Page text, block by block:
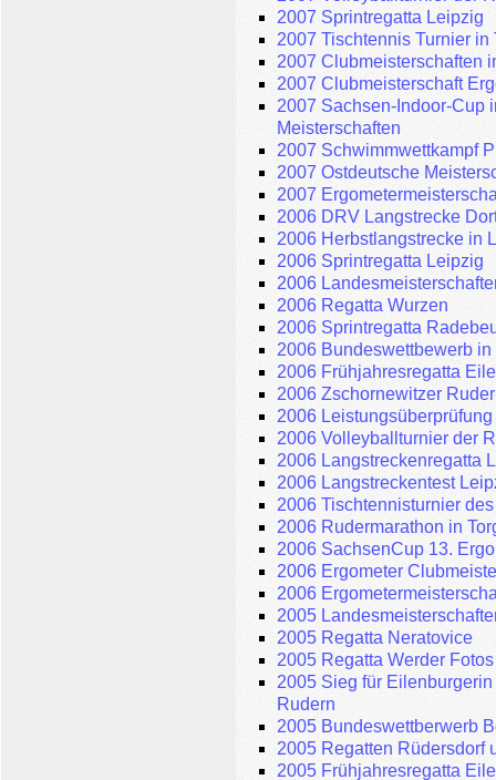
2007 Sprintregatta Leipzig
2007 Tischtennis Turnier in
2007 Clubmeisterschaften
2007 Clubmeisterschaft
2007 Sachsen-Indoor-Cup
Meisterschaften
2007 Schwimmwettkampf
2007 Ostdeutsche
2007
2006 DRV Langstrecke
2006 Herbstlangstrecke in
2006 Sprintregatta Leipzig
2006
2006 Regatta Wurzen
2006 Sprintregatta
2006 Bundeswettbewerb in
2006 Frühjahresregatta
2006 Zschornewitzer
2006
2006 Volleyballturnier der
2006 Langstreckenregatta
2006 Langstreckentest
2006 Tischtennisturnier
2006 Rudermarathon in
2006 SachsenCup 13.
2006 Ergometer
2006
2005
2005 Regatta Neratovice
2005 Regatta Werder Fotos
2005 Sieg für
Rudern
2005 Bundeswettberwerb
2005 Regatten Rüdersdorf
2005 Frühjahresregatta